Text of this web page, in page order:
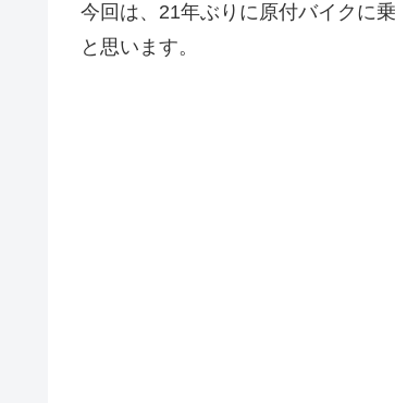
今回は、21年ぶりに原付バイクに
と思います。